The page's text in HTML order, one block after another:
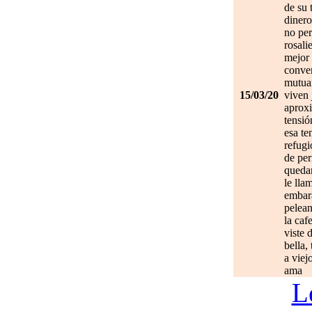
15/03/20
de su
no
mejor
viven
esa
de
le
la
viste
bella,
a
ama